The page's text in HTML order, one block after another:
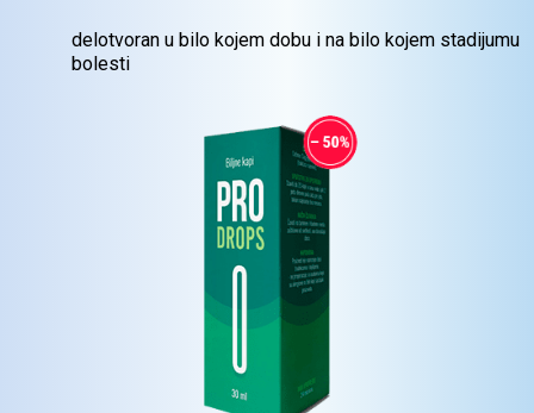
delotvoran u bilo kojem dobu i na bilo kojem stadijumu
bolesti